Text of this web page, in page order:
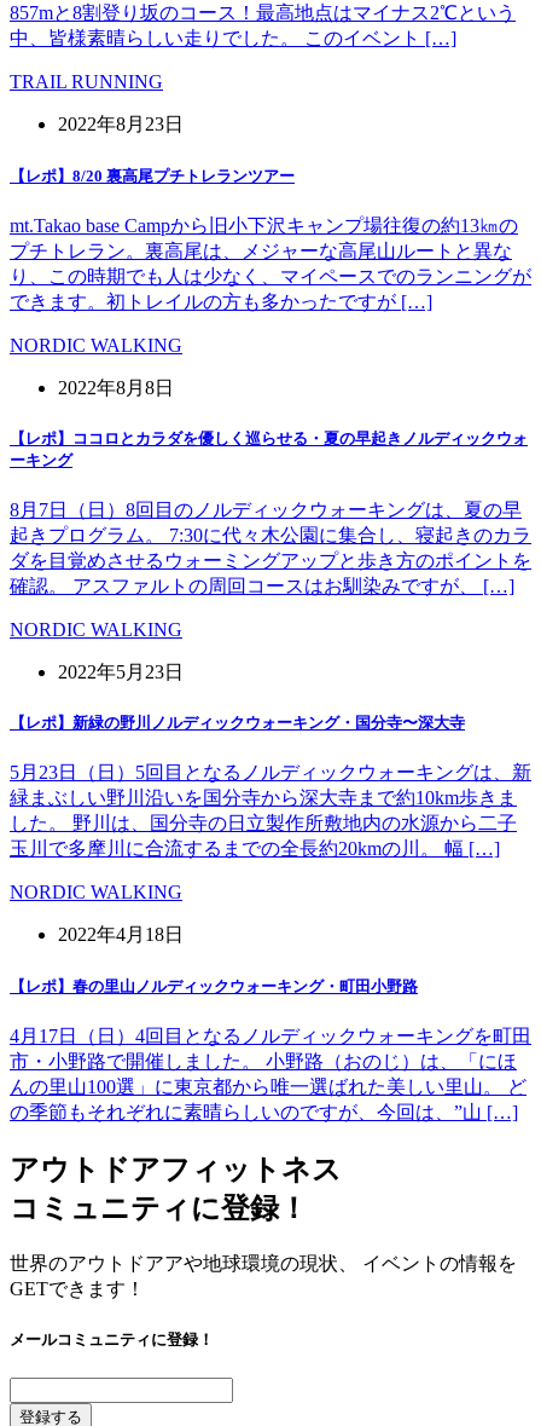
857mと8割登り坂のコース！最高地点はマイナス2℃という
中、皆様素晴らしい走りでした。 このイベント […]
TRAIL RUNNING
2022年8月23日
【レポ】8/20 裏高尾プチトレランツアー
mt.Takao base Campから旧小下沢キャンプ場往復の約13㎞の
プチトレラン。裏高尾は、メジャーな高尾山ルートと異な
り、この時期でも人は少なく、マイペースでのランニングが
できます。初トレイルの方も多かったですが […]
NORDIC WALKING
2022年8月8日
【レポ】ココロとカラダを優しく巡らせる・夏の早起きノルディックウォ
ーキング
8月7日（日）8回目のノルディックウォーキングは、夏の早
起きプログラム。 7:30に代々木公園に集合し、寝起きのカラ
ダを目覚めさせるウォーミングアップと歩き方のポイントを
確認。 アスファルトの周回コースはお馴染みですが、 […]
NORDIC WALKING
2022年5月23日
【レポ】新緑の野川ノルディックウォーキング・国分寺〜深大寺
5月23日（日）5回目となるノルディックウォーキングは、新
緑まぶしい野川沿いを国分寺から深大寺まで約10km歩きま
した。 野川は、国分寺の日立製作所敷地内の水源から二子
玉川で多摩川に合流するまでの全長約20kmの川。 幅 […]
NORDIC WALKING
2022年4月18日
【レポ】春の里山ノルディックウォーキング・町田小野路
4月17日（日）4回目となるノルディックウォーキングを町田
市・小野路で開催しました。 小野路（おのじ）は、「にほ
んの里山100選」に東京都から唯一選ばれた美しい里山。 ど
の季節もそれぞれに素晴らしいのですが、今回は、”山 […]
アウトドアフィットネス
コミュニティに登録！
世界のアウトドアアや地球環境の現状、 イベントの情報を
GETできます！
メールコミュニティに登録！